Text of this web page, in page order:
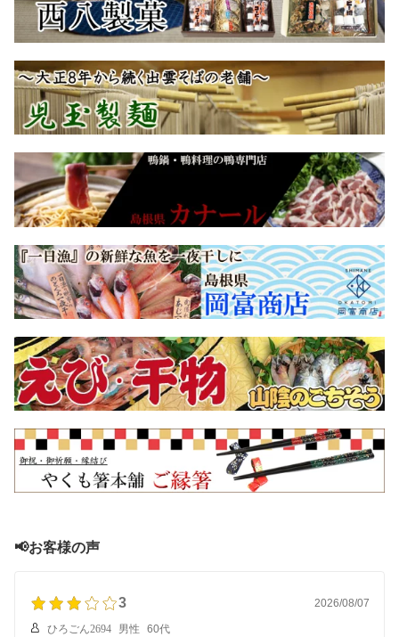
📢お客様の声
3 2026/08/07
ひろごん2694 男性 60代